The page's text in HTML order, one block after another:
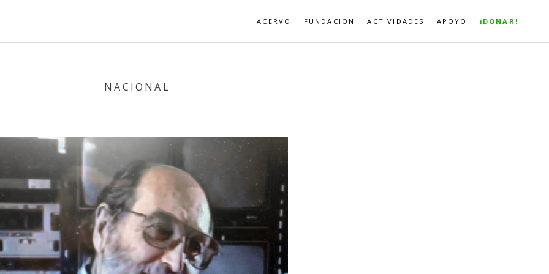
ACERVO FUNDACION ACTIVIDADES APOYO ¡DONAR!
NACIONAL